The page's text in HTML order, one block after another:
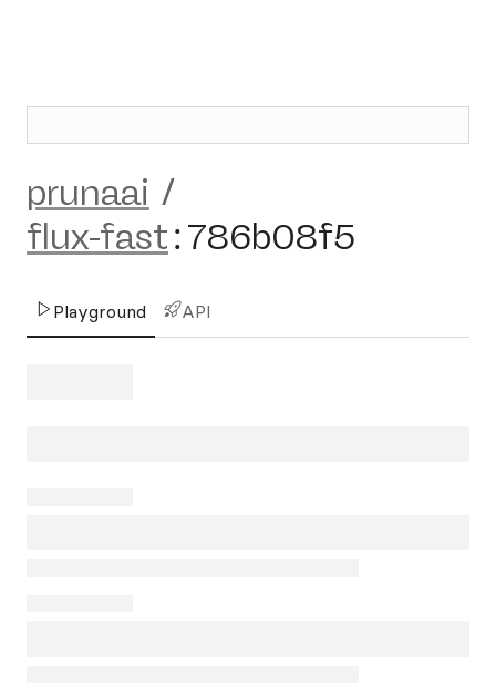
prunaai /
flux-fast:786b08f5
Playground API